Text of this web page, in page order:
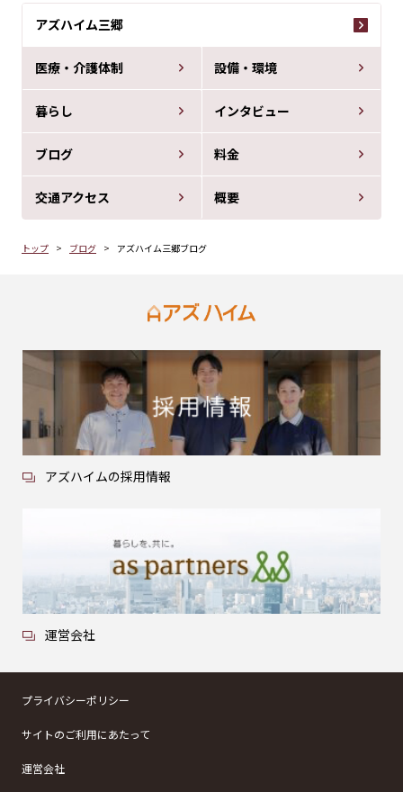
アズハイム三郷
医療・介護体制 設備・環境
暮らし インタビュー
ブログ 料金
交通アクセス 概要
トップ ブログ アズハイム三郷ブログ
アズハイムの採用情報
運営会社
プライバシーポリシー
サイトのご利用にあたって
運営会社